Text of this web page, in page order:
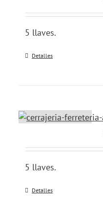
5 llaves.
Detalles
5 llaves.
Detalles